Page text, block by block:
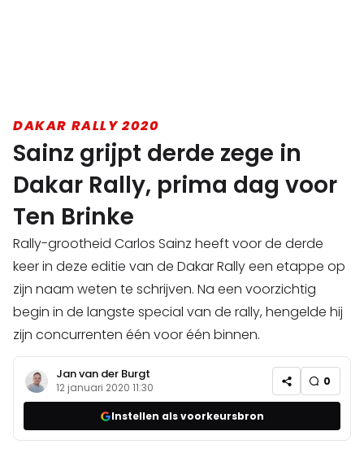
DAKAR RALLY 2020
Sainz grijpt derde zege in
Dakar Rally, prima dag voor
Ten Brinke
Rally-grootheid Carlos Sainz heeft voor de derde
keer in deze editie van de Dakar Rally een etappe op
zijn naam weten te schrijven. Na een voorzichtig
begin in de langste special van de rally, hengelde hij
zijn concurrenten één voor één binnen.
Jan van der Burgt
12 januari 2020 11:30 0
Instellen als voorkeursbron